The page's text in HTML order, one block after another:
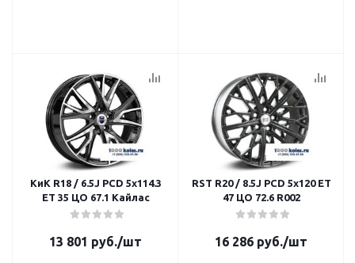
КиК R18 / 6.5J PCD 5x114.3
ЕТ 35 ЦО 67.1 Кайлас
13 801 руб./шт
RST R20 / 8.5J PCD 5x120 ЕТ
47 ЦО 72.6 R002
16 286 руб./шт